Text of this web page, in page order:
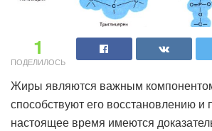
1
ПОДЕЛИЛОСЬ
Жиры являются важным
способствуют его восстановлению
настоящее время имеются